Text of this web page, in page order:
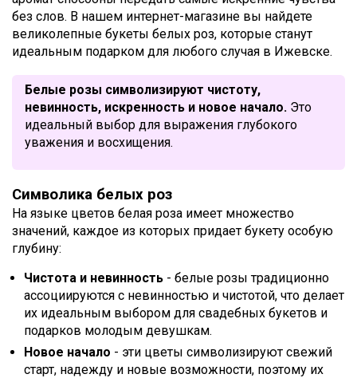
без слов. В нашем интернет-магазине вы найдете
великолепные букеты белых роз, которые станут
идеальным подарком для любого случая в Ижевске.
Белые розы символизируют чистоту,
невинность, искренность и новое начало. Это
идеальный выбор для выражения глубокого
уважения и восхищения.
Символика белых роз
На языке цветов белая роза имеет множество
значений, каждое из которых придает букету особую
глубину:
Чистота и невинность - белые розы традиционно
ассоциируются с невинностью и чистотой, что делает
их идеальным выбором для свадебных букетов и
подарков молодым девушкам.
Новое начало - эти цветы символизируют свежий
старт, надежду и новые возможности, поэтому их